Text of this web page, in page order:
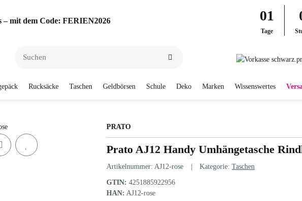
– mit dem Code: FERIEN2026 01
Tage
Rucksäcke Taschen Geldbörsen Schule Deko Marken Wissenswertes
PRATO
Prato AJ12 Handy Umhängetasche
Artikelnummer: AJ12-rose Kategorie: Taschen
GTIN: 4251885922956
HAN: AJ12-rose